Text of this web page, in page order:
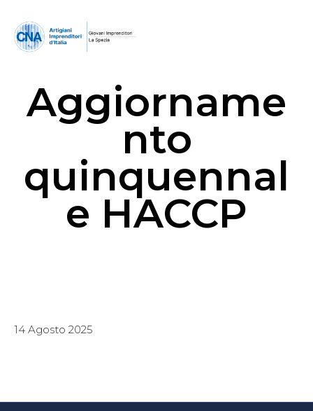
Aggiorname
nto
quinquennal
e HACCP
14 Agosto 2025